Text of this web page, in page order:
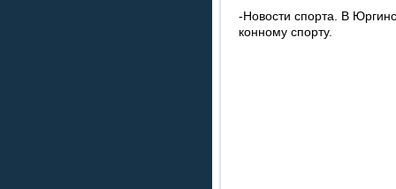
-Новости спорта. В
конному спорту.